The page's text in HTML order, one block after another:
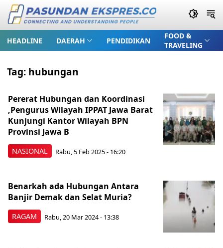
HEADLINE DAERAH PENDIDIKAN
FOOD &
TRAVELING
Tag: hubungan
NASIONAL
Pererat Hubungan dan Koordinasi
,Pengurus Wilayah IPPAT Jawa Barat
Kunjungi Kantor Wilayah BPN
Provinsi Jawa B
Rabu, 5 Feb 2025 - 16:20
RAGAM
Benarkah ada Hubungan Antara
Banjir Demak dan Selat Muria?
Rabu, 20 Mar 2024 - 13:38